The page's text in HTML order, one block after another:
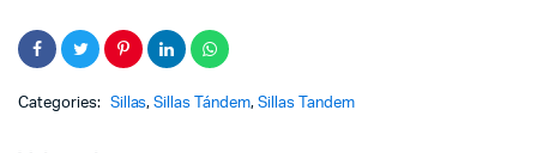
Categories: Sillas,Sillas Tándem, Sillas Tandem